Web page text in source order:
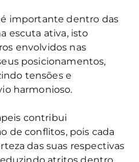
importante dentro das
escuta ativa, isto
envolvidos nas
posicionamentos,
tensões e
harmonioso.
contribui
de conflitos, pois cada
das suas respectivas